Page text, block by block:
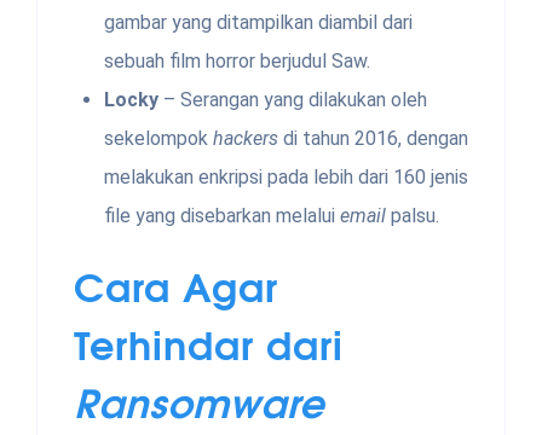
gambar yang ditampilkan diambil dari
sebuah film horror berjudul Saw.
Locky – Serangan yang dilakukan oleh
sekelompok hackers di tahun 2016, dengan
melakukan enkripsi pada lebih dari 160 jenis
file yang disebarkan melalui email palsu.
Cara Agar
Terhindar dari
Ransomware